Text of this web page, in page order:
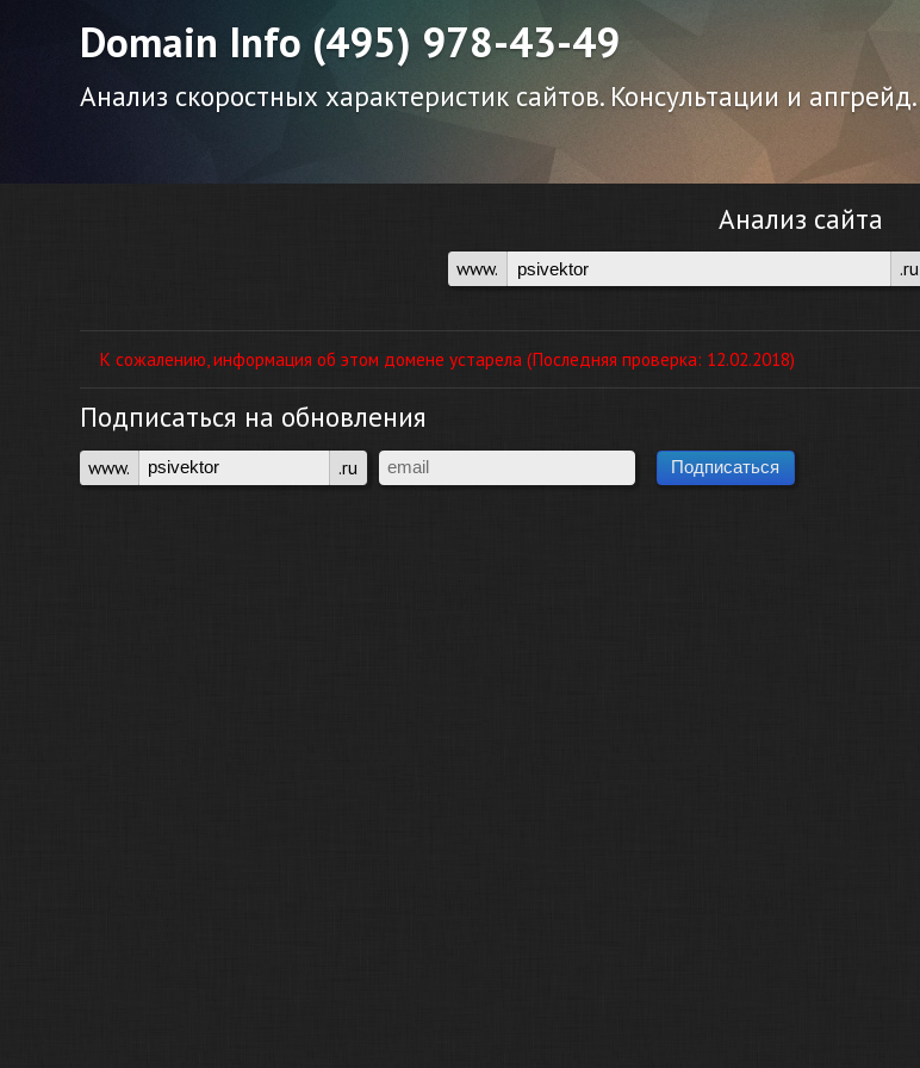
Domain Info (495) 978-43-49
Анализ скоростных характеристик сайтов. Консультации и апгрейд.
Анализ сайта
www. .ru
К сожалению, информация об этом домене устарела (Последняя проверка: 12.02.2018)
Подписаться на обновления
www.
.ru